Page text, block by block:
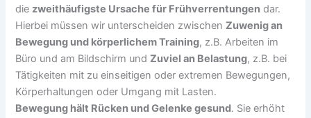
die zweithäufigste Ursache für Frühverrentungen dar.
Hierbei müssen wir unterscheiden zwischenZuwenig an
Bewegung und körperlichem Training, z.B. Arbeiten im
Büro und am Bildschirm undZuviel an Belastung, z.B. bei
Tätigkeiten mit zu einseitigen oder extremen Bewegungen,
Körperhaltungen oder Umgang mit Lasten.
Bewegung hält Rücken und Gelenke gesund. Sie erhöht